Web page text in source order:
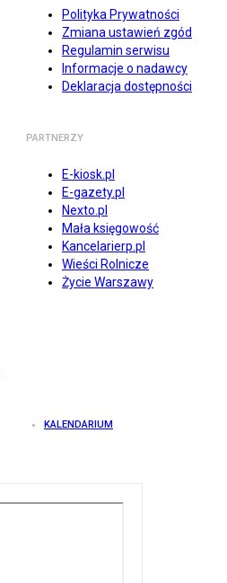
Polityka Prywatności
Zmiana ustawień zgód
Regulamin serwisu
Informacje o nadawcy
Deklaracja dostępności
PARTNERZY
E-kiosk.pl
E-gazety.pl
Nexto.pl
Mała księgowość
Kancelarierp.pl
Wieści Rolnicze
Życie Warszawy
KALENDARIUM